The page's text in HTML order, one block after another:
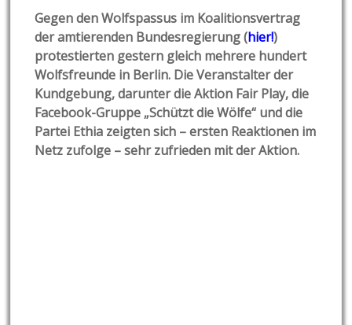
Gegen den Wolfspassus im Koalitionsvertrag
der amtierenden Bundesregierung (hier!)
protestierten gestern gleich mehrere hundert
Wolfsfreunde in Berlin. Die Veranstalter der
Kundgebung, darunter die Aktion Fair Play, die
Facebook-Gruppe „Schützt die Wölfe“ und die
Partei Ethia zeigten sich – ersten Reaktionen im
Netz zufolge – sehr zufrieden mit der Aktion.